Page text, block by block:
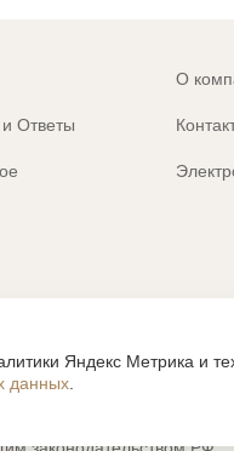
Ответы
О
на сайте https://
Яндекс Метрика и
данных